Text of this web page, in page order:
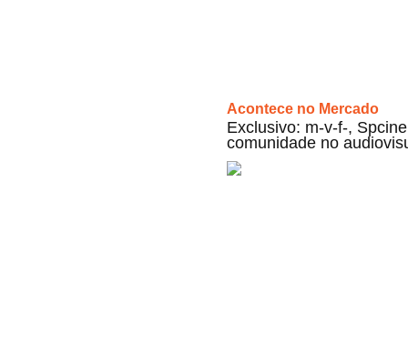
Acontece no Mercado
Exclusivo: m-v-f-,
comunidade no